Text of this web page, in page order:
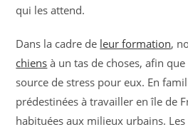
qui les attend.
Dans la cadre de leur formation,
chiens à un tas de choses, afin
source de stress pour eux. En
prédestinées à travailler en île de
habituées aux milieux urbains. Les